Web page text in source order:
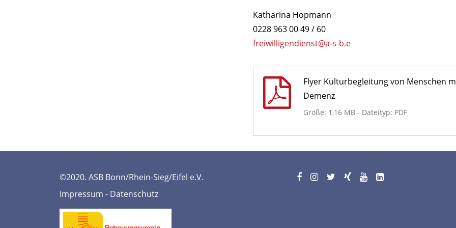
Katharina Hopmann
0228 963 00 49 / 60
freiwilligendienst@a-s-b.e
Flyer Kulturbegleitung von Menschen
Demenz
Größe: 1,16 MB - Dateityp: PDF
©2020. ASB Bonn/Rhein-Sieg/Eifel e.V.
Impressum - Datenschutz